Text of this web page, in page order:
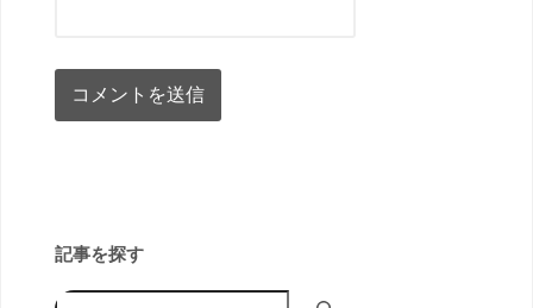
記事を探す